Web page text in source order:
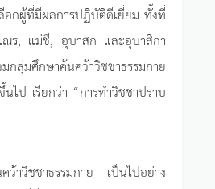
กผู้ที่มีผลการปฏิบัติดีเยี่ยม ทั้งที่
ณร, แม่ชี, อุบาสก และอุบาสิกา
ลุ่มศึกษาค้นคว้าวิชชาธรรมกาย
ไป เรียกว่า “การทำวิชชาปราบ
ว้าวิชชาธรรมกาย เป็นไปอย่าง